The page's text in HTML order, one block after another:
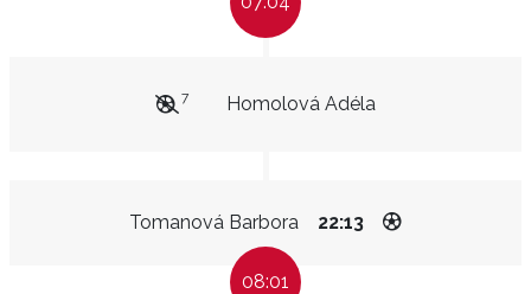
Homolová Adéla
7
Tomanová Barbora 22:13
08:01